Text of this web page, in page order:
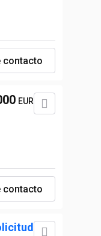
contacto
EUR
contacto